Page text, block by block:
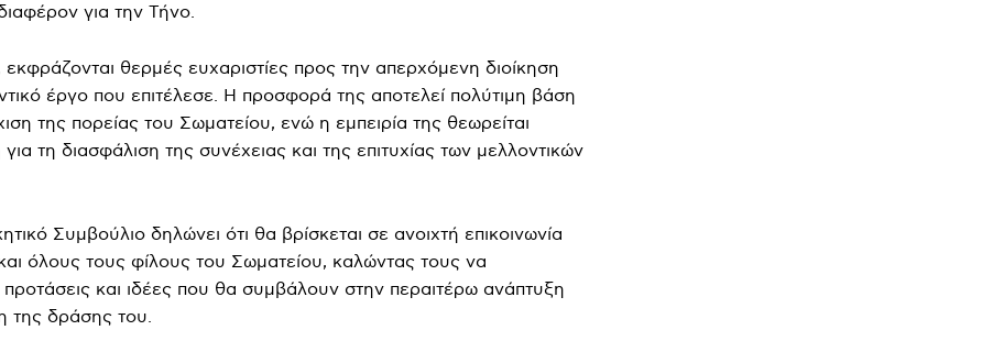
για την Τήνο.
θερμές ευχαριστίες προς την απερχόμενη διοίκηση
έργο που επιτέλεσε. Η προσφορά της αποτελεί πολύτιμη βάση
της πορείας του Σωματείου, ενώ η εμπειρία της θεωρείται
για τη διασφάλιση της συνέχειας και της επιτυχίας των μελλοντικών
Συμβούλιο δηλώνει ότι θα βρίσκεται σε ανοιχτή επικοινωνία
όλους τους φίλους του Σωματείου, καλώντας τους να
και ιδέες που θα συμβάλουν στην περαιτέρω ανάπτυξη
της δράσης του.